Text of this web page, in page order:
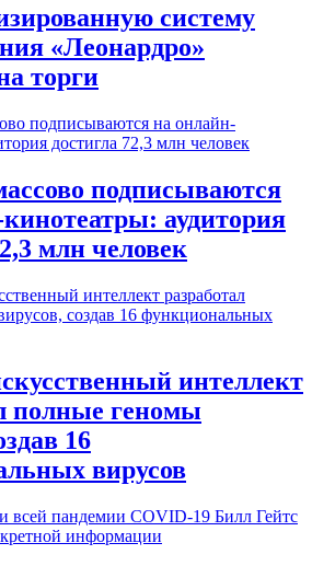
систему
«Леонардро»
торги
подписываются
аудитория
млн человек
интеллект
полные геномы
16
вирусов